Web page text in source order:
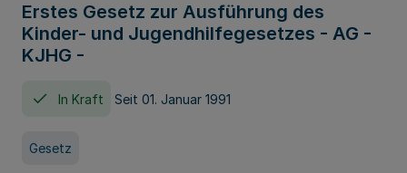
Erstes Gesetz zur Ausführung des
Kinder- und Jugendhilfegesetzes - AG -
KJHG -
In Kraft Seit 01. Januar 1991
Gesetz